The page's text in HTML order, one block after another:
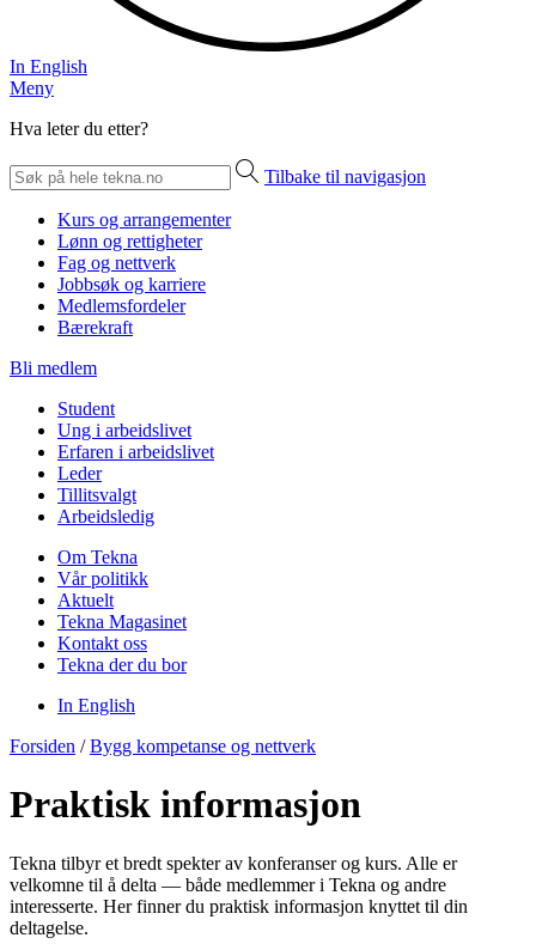
In English
Meny
Hva leter du etter?
Tilbake til navigasjon
Kurs og arrangementer
Lønn og rettigheter
Fag og nettverk
Jobbsøk og karriere
Medlemsfordeler
Bærekraft
Bli medlem
Student
Ung i arbeidslivet
Erfaren i arbeidslivet
Leder
Tillitsvalgt
Arbeidsledig
Om Tekna
Vår politikk
Aktuelt
Tekna Magasinet
Kontakt oss
Tekna der du bor
In English
Forsiden / Bygg kompetanse og nettverk
Praktisk informasjon
Tekna tilbyr et bredt spekter av konferanser og kurs. Alle er
velkomne til å delta — både medlemmer i Tekna og andre
interesserte. Her finner du praktisk informasjon knyttet til din
deltagelse.